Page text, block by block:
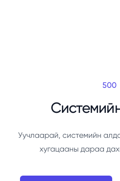
500
Уучлаарай, системийн
хугацааны дараа